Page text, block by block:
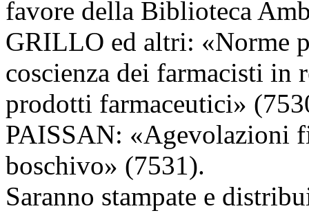
favore della Biblioteca
GRILLO ed altri: «Norme
coscienza dei farmacisti in
prodotti farmaceutici»
PAISSAN: «Agevolazioni
boschivo» (7531).
Saranno stampate e